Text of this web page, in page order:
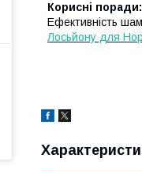
Корисні поради:
Ефективність
Лосьйону для